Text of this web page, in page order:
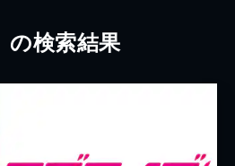
の検索結果